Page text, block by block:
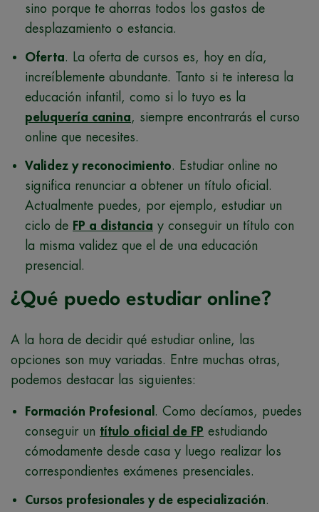
sino porque te ahorras todos los gastos de
desplazamiento o estancia.
Oferta. La oferta de cursos es, hoy en día,
increíblemente abundante. Tanto si te interesa la
educación infantil, como si lo tuyo es la
peluquería canina, siempre encontrarás el curso
online que necesites.
Validez y reconocimiento. Estudiar online no
significa renunciar a obtener un título oficial.
Actualmente puedes, por ejemplo, estudiar un
ciclo de FP a distancia y conseguir un título con
la misma validez que el de una educación
presencial.
¿Qué puedo estudiar online?
A la hora de decidir qué estudiar online, las
opciones son muy variadas. Entre muchas otras,
podemos destacar las siguientes:
Formación Profesional . Como decíamos, puedes
conseguir un título oficial de FP estudiando
cómodamente desde casa y luego realizar los
correspondientes exámenes presenciales.
Cursos profesionales y de especialización.